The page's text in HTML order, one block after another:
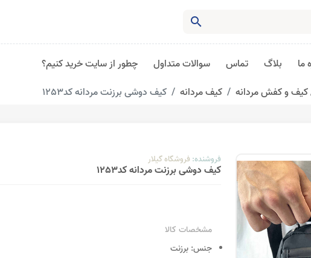
search
ما بلاگ تماس سوالات متداول چطور از سایت خرید کنیم؟
کیف و کفش مردانه کیف مردانه کیف دوشی برزنت مردانه کد1253
فروشنده: فروشگاه گیلار
کیف دوشی برزنت مردانه کد1253
مشخصات کالا
جنس: برزنت